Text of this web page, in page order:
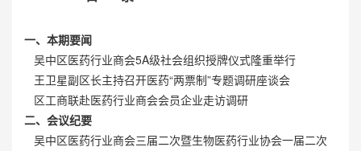
一、本期要闻
吴中区医药行业商会5A级社会组织授牌仪式隆重举行
王卫星副区长主持召开医药“两票制”专题调研座谈会
区工商联赴医药行业商会会员企业走访调研
二、会议纪要
吴中区医药行业商会三届二次暨生物医药行业协会一届二次